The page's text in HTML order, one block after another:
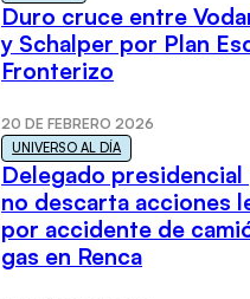
Duro cruce entre
y Schalper por Plan
Fronterizo
20 DE FEBRERO 2026
UNIVERSO AL DÍA
Delegado presidencial
no descarta acciones
por accidente de
gas en Renca